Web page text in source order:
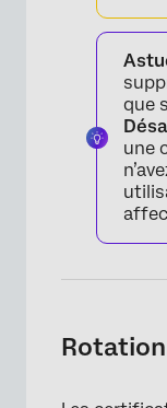
que
une